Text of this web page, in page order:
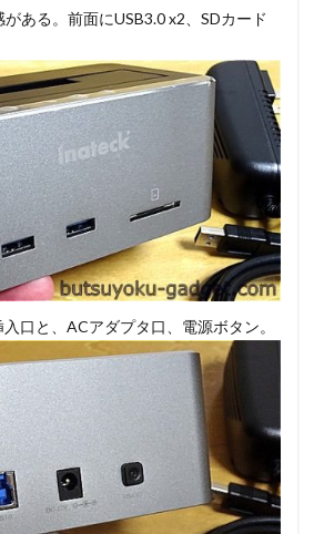
ある。前面にUSB3.0 x2、SDカード
口と、ACアダプタ口、電源ボタン。